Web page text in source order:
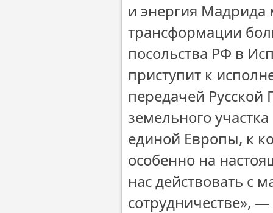
и энергия Мадрида
трансформации
посольства РФ в
приступит к
передачей
земельного
единой Европы, к
особенно на
нас действовать с
сотрудничестве»,